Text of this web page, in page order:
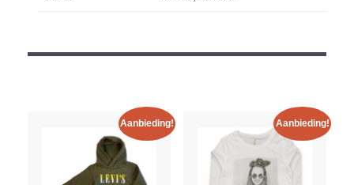
Aanbieding! Aanbieding!